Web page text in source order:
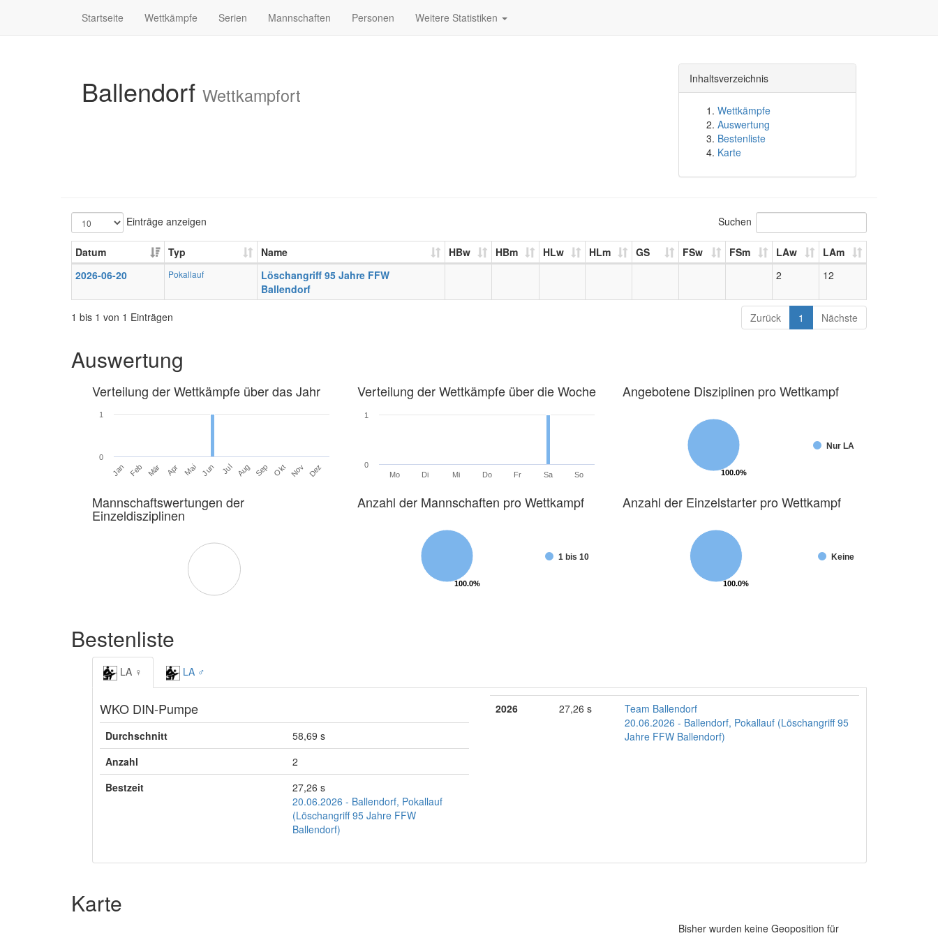
Startseite Wettkämpfe Serien Mannschaften Personen Weitere Statistiken
Ballendorf Wettkampfort
Inhaltsverzeichnis
Wettkämpfe
Auswertung
Bestenliste
Karte
Einträge anzeigen Suchen
Datum Typ Name HBw HBm HLw HLm GS FSw FSm LAw
LAm
2026-06-20
Pokallauf
Löschangriff 95 Jahre FFW
Ballendorf
2 12
1 bis 1 von 1 Einträgen Zurück 1 Nächste
Auswertung
Verteilung der Wettkämpfe über das Jahr
Jan Feb Mär Apr Mai Jun Jul Aug Sep Okt Nov Dez
0
1
Verteilung der Wettkämpfe über die Woche
Mo Di Mi Do Fr Sa So
0
1
Angebotene Disziplinen pro Wettkampf
100.0%
100.0%
Nur LA
Mannschaftswertungen der
Einzeldisziplinen
Anzahl der Mannschaften pro Wettkampf
100.0%
100.0%
1 bis 10
Anzahl der Einzelstarter pro Wettkampf
100.0%
100.0%
Keine
Bestenliste
LA ♀ LA ♂
WKO DIN-Pumpe
Durchschnitt
58,69 s
Anzahl
2
Bestzeit
27,26 s
20.06.2026 - Ballendorf, Pokallauf
(Löschangriff 95 Jahre FFW
Ballendorf)
2026 27,26 s
Team Ballendorf
20.06.2026 - Ballendorf, Pokallauf (Löschangriff 95
Jahre FFW Ballendorf)
Karte
Bisher wurden keine Geoposition für